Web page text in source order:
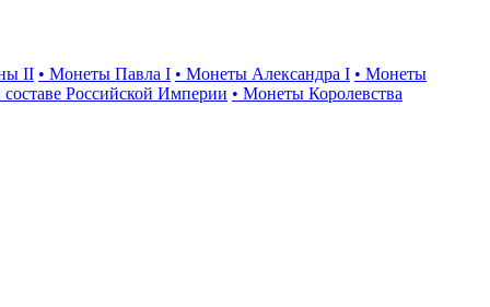
II • Монеты Павла I • Монеты Александра I • Монеты
Российской Империи • Монеты Королевства